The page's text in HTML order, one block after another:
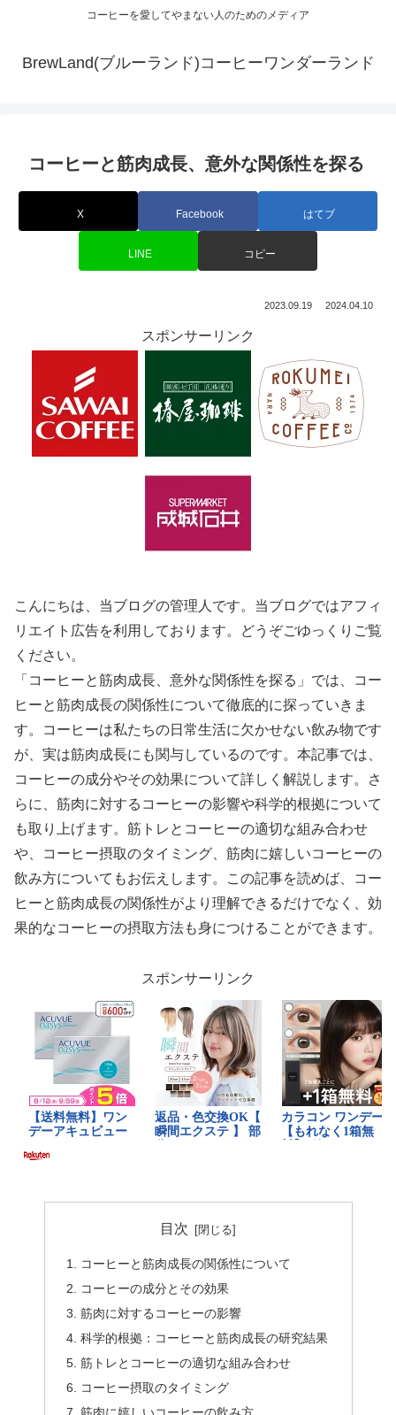
コーヒーを愛してやまない人のためのメディア
BrewLand(ブルーランド)コーヒーワンダーランド
コーヒーと筋肉成長、意外な関係性を探る
X Facebook はてブ
LINE コピー
2023.09.19 2024.04.10
スポンサーリンク
こんにちは、当ブログの管理人です。当ブログではアフィ
リエイト広告を利用しております。どうぞごゆっくりご覧
ください。
「コーヒーと筋肉成長、意外な関係性を探る」では、コー
ヒーと筋肉成長の関係性について徹底的に探っていきま
す。コーヒーは私たちの日常生活に欠かせない飲み物です
が、実は筋肉成長にも関与しているのです。本記事では、
コーヒーの成分やその効果について詳しく解説します。さ
らに、筋肉に対するコーヒーの影響や科学的根拠について
も取り上げます。筋トレとコーヒーの適切な組み合わせ
や、コーヒー摂取のタイミング、筋肉に嬉しいコーヒーの
飲み方についてもお伝えします。この記事を読めば、コー
ヒーと筋肉成長の関係性がより理解できるだけでなく、効
果的なコーヒーの摂取方法も身につけることができます。
スポンサーリンク
目次
コーヒーと筋肉成長の関係性について
コーヒーの成分とその効果
筋肉に対するコーヒーの影響
科学的根拠：コーヒーと筋肉成長の研究結果
筋トレとコーヒーの適切な組み合わせ
コーヒー摂取のタイミング
筋肉に嬉しいコーヒーの飲み方